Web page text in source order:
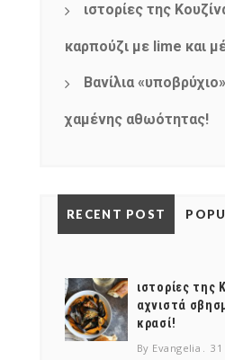
ιστορίες της
καρπούζι με lime και
Βανίλια
χαμένης αθωότητας!
RECENT POST
ιστορίες της
αχνιστά
κρασί!
By Evangelia 31